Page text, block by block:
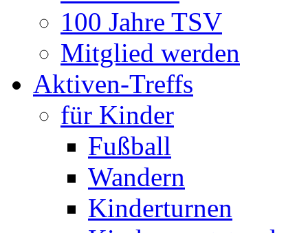
100 Jahre TSV
Mitglied werden
Aktiven-Treffs
für Kinder
Fußball
Wandern
Kinderturnen